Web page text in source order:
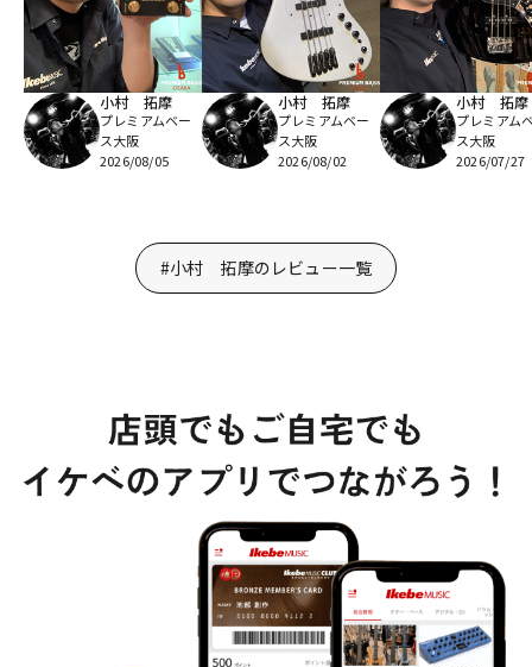
小村 拓摩
プレミアムベー
ス大阪
2026/08/05
小村 拓摩
プレミアムベー
ス大阪
2026/08/02
小村 拓摩
プレミアム
ス大阪
2026/07/27
#小村 拓摩のレビュー一覧